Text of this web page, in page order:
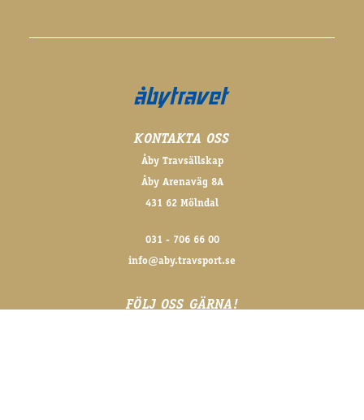
KONTAKTA OSS
Åby Travsällskap
Åby Arenaväg 8A
431 62 Mölndal
031 - 706 66 00
info@aby.travsport.se
FÖLJ OSS GÄRNA!